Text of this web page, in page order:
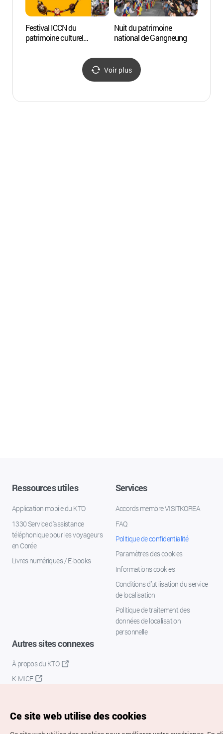
Festival ICCN du
patrimoine culturel
Nuit du patrimoine
national de Gangneung
Voir plus
Ressources utiles
Application mobile du KTO
1330 Service d'assistance
téléphonique pour les voyageurs
en Corée
Livres numériques / E-books
Services
Accords membre VISITKOREA
FAQ
Politique de confidentialité
Paramètres des cookies
Informations cookies
Conditions d’utilisation du service
de localisation
Politique de traitement des
données de localisation
personnelle
Autres sites connexes
À propos du KTO
K-MICE
Ce site web utilise des cookies